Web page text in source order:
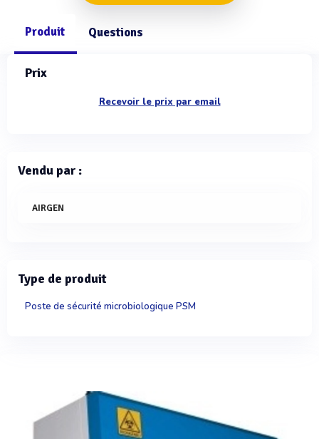
Produit Questions
Prix
Recevoir le prix par email
Vendu par :
AIRGEN
Type de produit
Poste de sécurité microbiologique PSM